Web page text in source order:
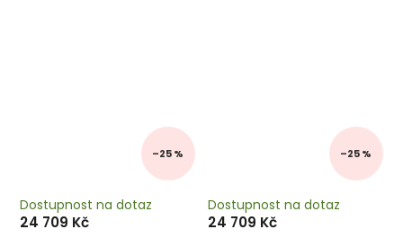
–25 %
Dostupnost na dotaz
24 709 Kč
–25 %
Dostupnost na dotaz
24 709 Kč